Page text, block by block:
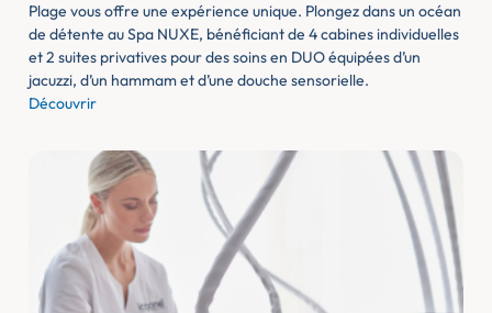
Plage vous offre une expérience unique. Plongez dans un océan
de détente au Spa NUXE, bénéficiant de 4 cabines individuelles
et 2 suites privatives pour des soins en DUO équipées d’un
jacuzzi, d’un hammam et d’une douche sensorielle.
Découvrir